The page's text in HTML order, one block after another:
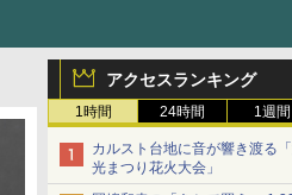
アクセスランキング
1時間 24時間 1週間
カルスト台地に音が響き渡る
光まつり花火大会」